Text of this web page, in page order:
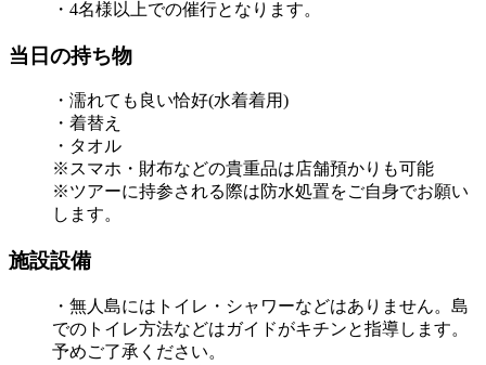
・4名様以上での催行となります。
当日の持ち物
・濡れても良い恰好(水着着用)
・着替え
・タオル
※スマホ・財布などの貴重品は店舗預かりも可能
※ツアーに持参される際は防水処置をご自身でお願い
します。
施設設備
・無人島にはトイレ・シャワーなどはありません。島
でのトイレ方法などはガイドがキチンと指導します。
予めご了承ください。